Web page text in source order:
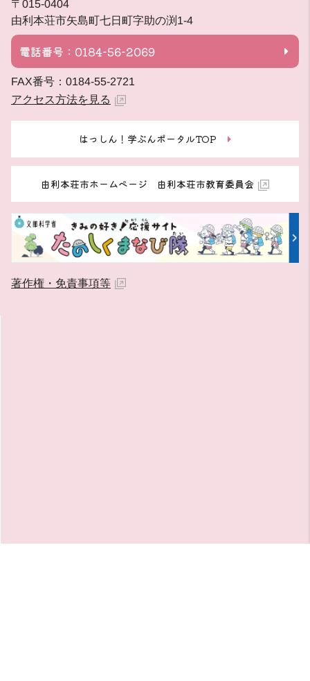
〒015-0404
由利本荘市矢島町七日町字助の渕1-4
電話番号：0184-56-2069
FAX番号：0184-55-2721
アクセス方法を見る
はっしん！学ぶんポータルTOP
由利本荘市ホームページ 由利本荘市教育委員会
著作権・免責事項等